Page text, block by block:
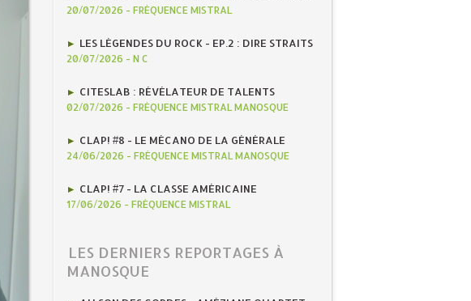
20/07/2026 - FRÉQUENCE MISTRAL
LES LÉGENDES DU ROCK - EP.2 : DIRE STRAITS
20/07/2026 - N C
CITESLAB : RÉVÉLATEUR DE TALENTS
02/07/2026 - FRÉQUENCE MISTRAL MANOSQUE
CLAP! #8 - LE MÉCANO DE LA GÉNÉRALE
24/06/2026 - FRÉQUENCE MISTRAL MANOSQUE
CLAP! #7 - LA CLASSE AMÉRICAINE
17/06/2026 - FRÉQUENCE MISTRAL
LES DERNIERS REPORTAGES À
MANOSQUE